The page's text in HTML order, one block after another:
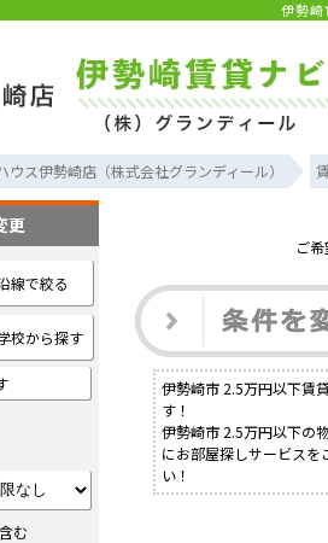
伊勢
ス伊勢崎店（株式会社グランディール）
ご
伊勢崎市 2.5万円以下賃
す！
伊勢崎市 2.5万円以下の
にお部屋探しサービスを
い！
更
線で絞る
校から探す
む